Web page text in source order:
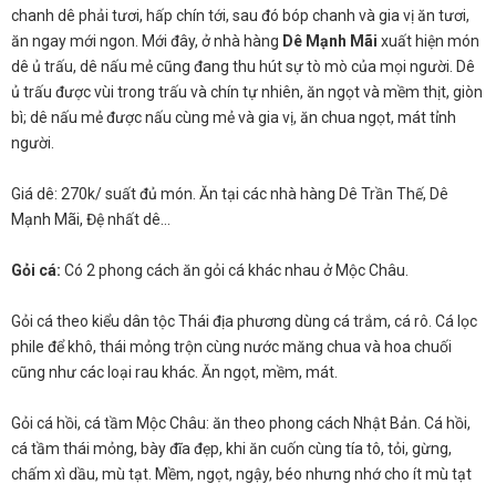
chanh dê phải tươi, hấp chín tới, sau đó bóp chanh và gia vị ăn tươi,
ăn ngay mới ngon. Mới đây, ở nhà hàng Dê Mạnh Mãi xuất hiện món
dê ủ trấu, dê nấu mẻ cũng đang thu hút sự tò mò của mọi người. Dê
ủ trấu được vùi trong trấu và chín tự nhiên, ăn ngọt và mềm thịt, giòn
bì; dê nấu mẻ được nấu cùng mẻ và gia vị, ăn chua ngọt, mát tỉnh
người.
Giá dê: 270k/ suất đủ món. Ăn tại các nhà hàng Dê Trần Thế, Dê
Mạnh Mãi, Đệ nhất dê…
Gỏi cá: Có 2 phong cách ăn gỏi cá khác nhau ở Mộc Châu.
Gỏi cá theo kiểu dân tộc Thái địa phương dùng cá trắm, cá rô. Cá lọc
phile để khô, thái mỏng trộn cùng nước măng chua và hoa chuối
cũng như các loại rau khác. Ăn ngọt, mềm, mát.
Gỏi cá hồi, cá tầm Mộc Châu: ăn theo phong cách Nhật Bản. Cá hồi,
cá tầm thái mỏng, bày đĩa đẹp, khi ăn cuốn cùng tía tô, tỏi, gừng,
chấm xì dầu, mù tạt. Mềm, ngọt, ngậy, béo nhưng nhớ cho ít mù tạt